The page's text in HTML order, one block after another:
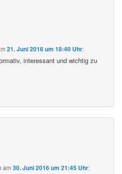
21. Juni 2016 um 18:40 Uhr:
interessant und wichtig zu
am30. Juni 2016 um 21:45 Uhr: